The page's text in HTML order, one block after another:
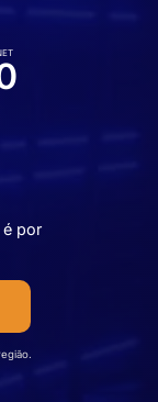
é por